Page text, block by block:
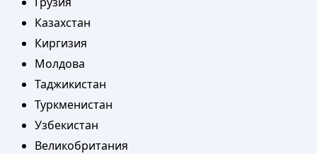
Казахстан
Киргизия
Молдова
Таджикистан
Туркменистан
Узбекистан
Великобритания